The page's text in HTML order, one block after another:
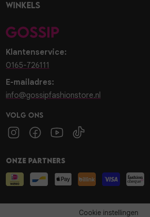
Klantenservice:
0165-726111
E-mailadres:
info@gossipfashionstore.nl
Volg ons
Winkels
Onze partners
Cookie instellingen